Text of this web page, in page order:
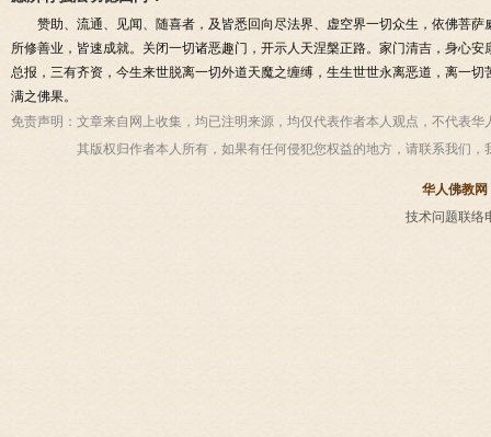
赞助、流通、见闻、随喜者，及皆悉回向尽法界、虚空界一切众生，依佛菩
所修善业，皆速成就。关闭一切诸恶趣门，开示人天涅槃正路。家门清吉，身心
总报，三有齐资，今生来世脱离一切外道天魔之缠缚，生生世世永离恶道，离一
满之佛果。
免责声明： 文章来自网上收集，均已注明来源，均仅代表作者本人观点，不代表
其版权归作者本人所有，如果有任何侵犯您权益的地方，请联系我们，
华人佛教网
技术问题联络